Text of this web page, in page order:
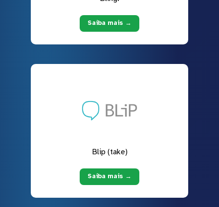
Saiba mais →
Blip (take)
Saiba mais →